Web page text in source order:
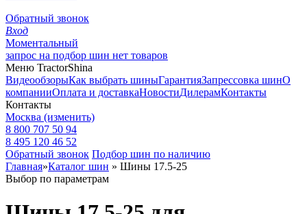
Обратный звонок
Вход
Моментальный
запрос на подбор шин нет товаров
Меню TractorShina
ВидеообзорыКак выбрать шиныГарантияЗапрессовка шинО
компанииОплата и доставкаНовостиДилерамКонтакты
Контакты
Москва (изменить)
8 800 707 50 94
8 495 120 46 52
Обратный звонок Подбор шин по наличию
Главная»Каталог шин » Шины 17.5-25
Выбор по параметрам